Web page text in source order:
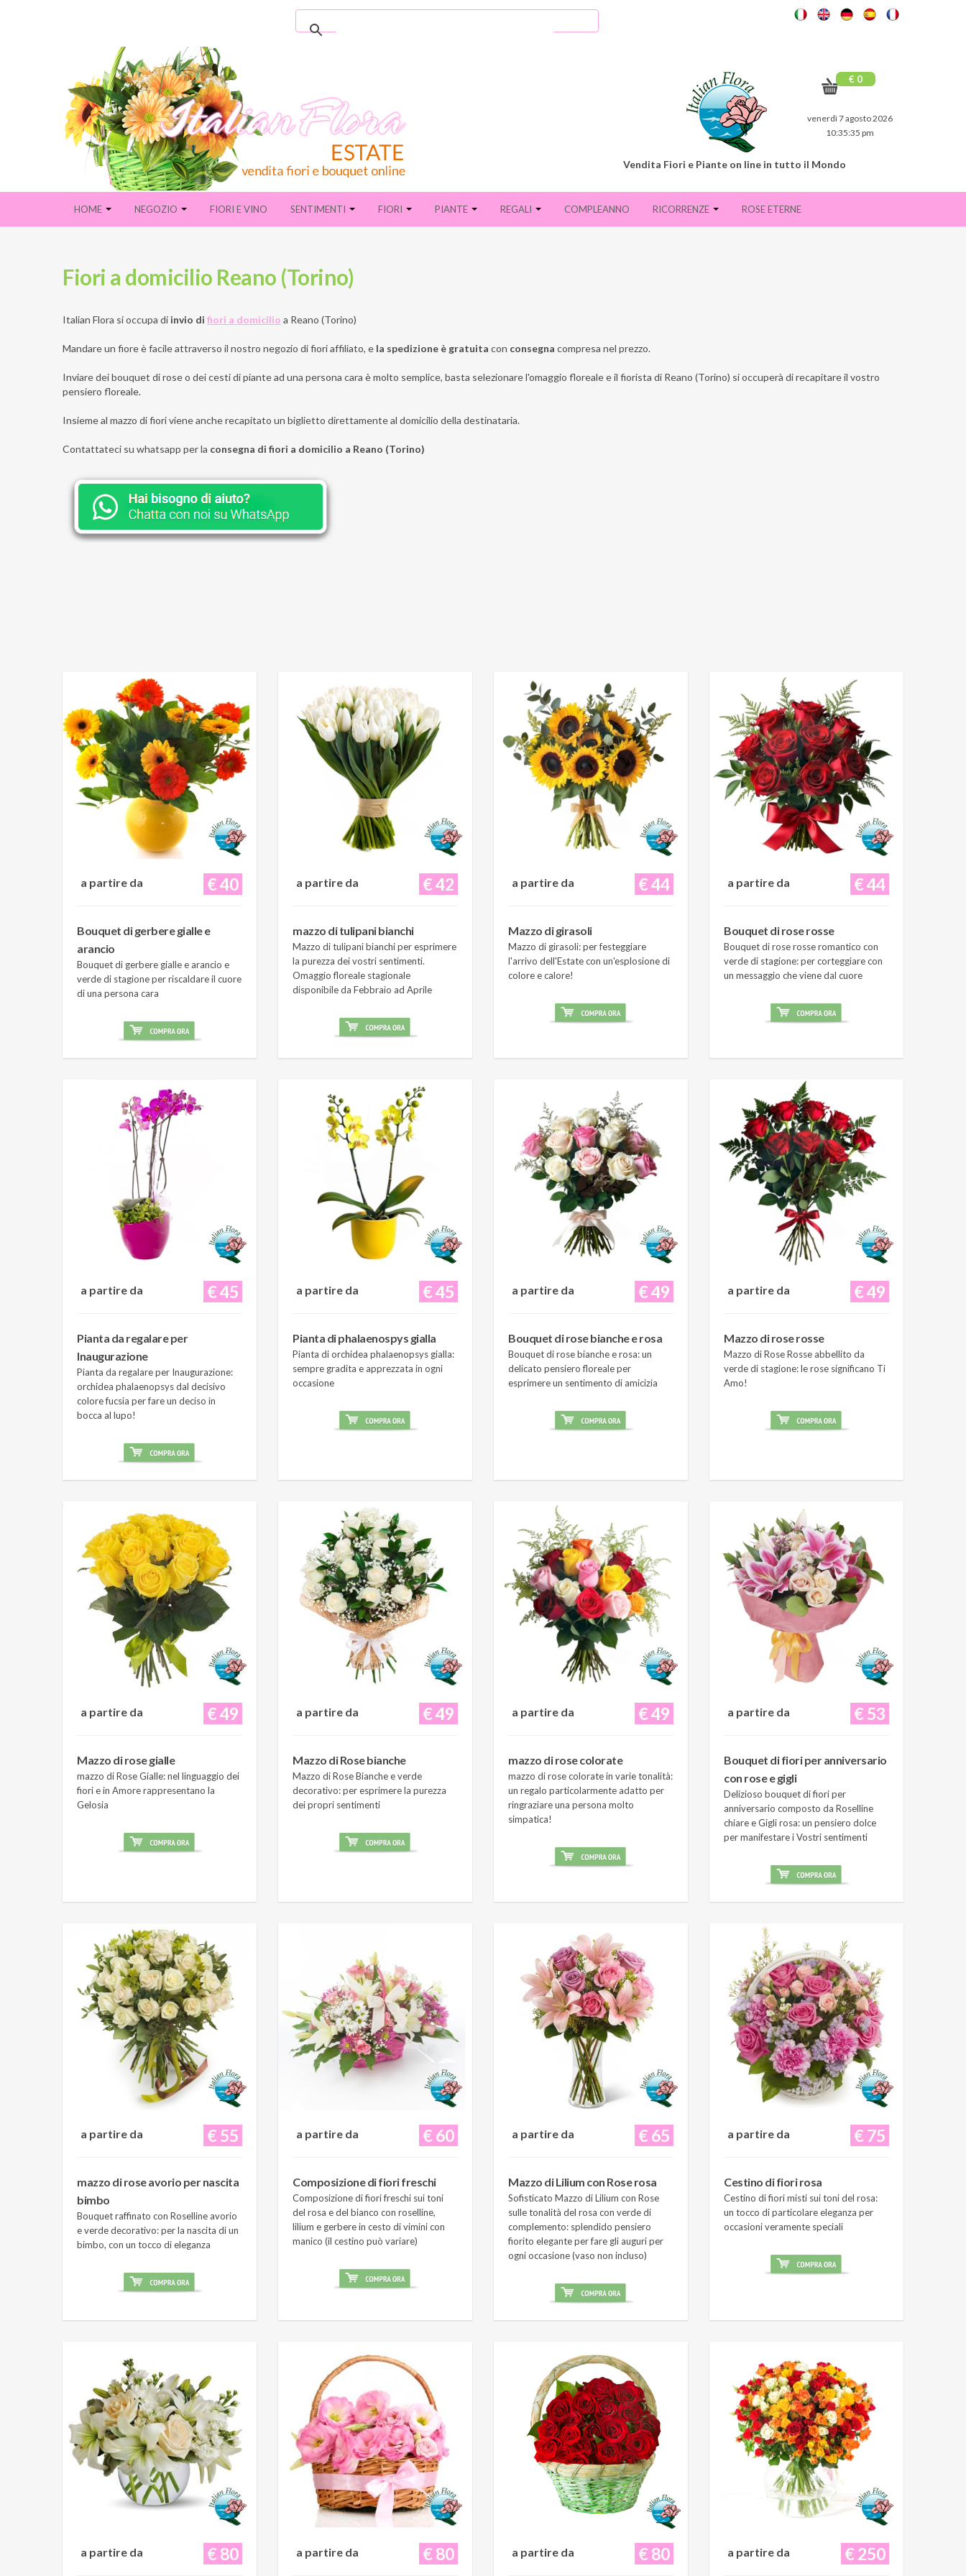
€ 0
venerdì 7 agosto 2026
10:35:36 pm
Vendita Fiori e Piante on line in tutto il Mondo
HOME NEGOZIO FIORI E VINO SENTIMENTI FIORI PIANTE REGALI COMPLEANNO RICORRENZE ROSE ETERNE
Fiori a domicilio Reano (Torino)
Italian Flora si occupa di invio di fiori a domicilio a Reano (Torino)
Mandare un fiore è facile attraverso il nostro negozio di fiori affiliato, e la spedizione è gratuita con consegna compresa nel prezzo.
Inviare dei bouquet di rose o dei cesti di piante ad una persona cara è molto semplice, basta selezionare l'omaggio floreale e il fiorista di Reano (Torino) si occuperà di recapitare il vostro
pensiero floreale.
Insieme al mazzo di fiori viene anche recapitato un biglietto direttamente al domicilio della destinataria.
Contattateci su whatsapp per la consegna di fiori a domicilio a Reano (Torino)
€ 40
a partire da
Bouquet di gerbere gialle e
arancio
Bouquet di gerbere gialle e arancio e
verde di stagione per riscaldare il cuore
di una persona cara
€ 42
a partire da
mazzo di tulipani bianchi
Mazzo di tulipani bianchi per esprimere
la purezza dei vostri sentimenti.
Omaggio floreale stagionale
disponibile da Febbraio ad Aprile
€ 44
a partire da
Mazzo di girasoli
Mazzo di girasoli: per festeggiare
l'arrivo dell'Estate con un'esplosione di
colore e calore!
€ 44
a partire da
Bouquet di rose rosse
Bouquet di rose rosse romantico con
verde di stagione: per corteggiare con
un messaggio che viene dal cuore
€ 45
a partire da
Pianta da regalare per
Inaugurazione
Pianta da regalare per Inaugurazione:
orchidea phalaenopsys dal decisivo
colore fucsia per fare un deciso in
bocca al lupo!
€ 45
a partire da
Pianta di phalaenospys gialla
Pianta di orchidea phalaenopsys gialla:
sempre gradita e apprezzata in ogni
occasione
€ 49
a partire da
Bouquet di rose bianche e rosa
Bouquet di rose bianche e rosa: un
delicato pensiero floreale per
esprimere un sentimento di amicizia
€ 49
a partire da
Mazzo di rose rosse
Mazzo di Rose Rosse abbellito da
verde di stagione: le rose significano Ti
Amo!
€ 49
a partire da
Mazzo di rose gialle
mazzo di Rose Gialle: nel linguaggio dei
fiori e in Amore rappresentano la
Gelosia
€ 49
a partire da
Mazzo di Rose bianche
Mazzo di Rose Bianche e verde
decorativo: per esprimere la purezza
dei propri sentimenti
€ 49
a partire da
mazzo di rose colorate
mazzo di rose colorate in varie tonalità:
un regalo particolarmente adatto per
ringraziare una persona molto
simpatica!
€ 53
a partire da
Bouquet di fiori per anniversario
con rose e gigli
Delizioso bouquet di fiori per
anniversario composto da Roselline
chiare e Gigli rosa: un pensiero dolce
per manifestare i Vostri sentimenti
€ 55
a partire da
mazzo di rose avorio per nascita
bimbo
Bouquet raffinato con Roselline avorio
e verde decorativo: per la nascita di un
bimbo, con un tocco di eleganza
€ 60
a partire da
Composizione di fiori freschi
Composizione di fiori freschi sui toni
del rosa e del bianco con roselline,
lilium e gerbere in cesto di vimini con
manico (il cestino può variare)
€ 65
a partire da
Mazzo di Lilium con Rose rosa
Sofisticato Mazzo di Lilium con Rose
sulle tonalità del rosa con verde di
complemento: splendido pensiero
fiorito elegante per fare gli auguri per
ogni occasione (vaso non incluso)
€ 75
a partire da
Cestino di fiori rosa
Cestino di fiori misti sui toni del rosa:
un tocco di particolare eleganza per
occasioni veramente speciali
€ 80
a partire da € 80
a partire da € 80
a partire da € 250
a partire da